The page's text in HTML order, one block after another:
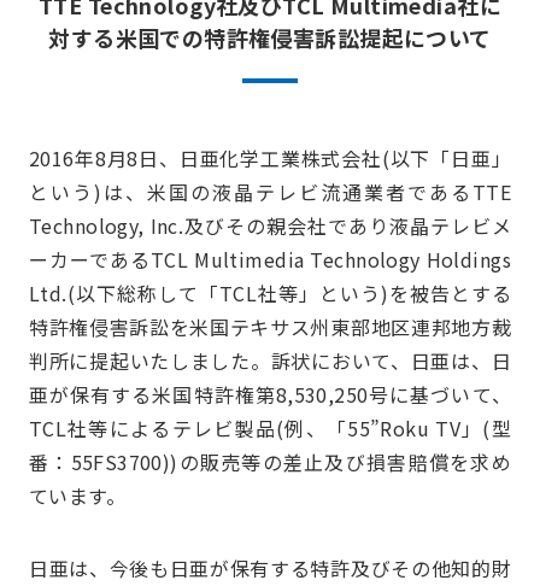
対する米国での特許権侵害訴訟提起について
2016年8月8日、日亜化学工業株式会社(以下「日亜」
という)は、米国の液晶テレビ流通業者であるTTE
Technology, Inc.及びその親会社であり液晶テレビメ
ーカーであるTCL Multimedia Technology Holdings
Ltd.(以下総称して「TCL社等」という)を被告とする
特許権侵害訴訟を米国テキサス州東部地区連邦地方裁
判所に提起いたしました。訴状において、日亜は、日
亜が保有する米国特許権第8,530,250号に基づいて、
TCL社等によるテレビ製品(例、「55”Roku TV」(型
番：55FS3700))の販売等の差止及び損害賠償を求め
ています。
日亜は、今後も日亜が保有する特許及びその他知的財